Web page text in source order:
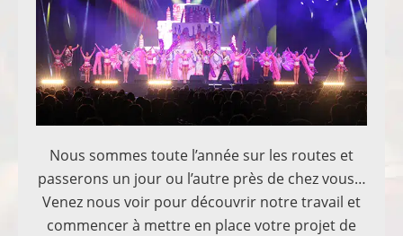
Nous sommes toute l’année sur les routes et
passerons un jour ou l’autre près de chez vous…
Venez nous voir pour découvrir notre travail et
commencer à mettre en place votre projet de